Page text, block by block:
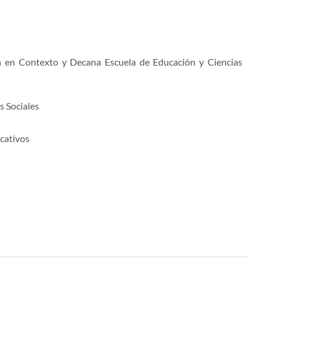
Contexto y Decana Escuela de Educación y Ciencias
Sociales